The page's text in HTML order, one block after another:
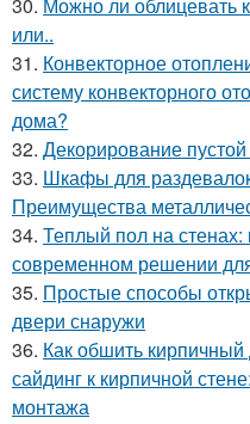
30. Можно ли облицевать
или..
31. Конвекторное
систему конвекторного
дома?
32. Декорирование
33. Шкафы для
Преимущества
34. Теплый пол на стенах:
современном решении
35. Простые способы
двери снаружи
36. Как обшить
сайдинг к кирпичной
монтажа